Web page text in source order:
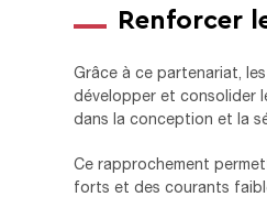
Renforcer
Grâce à ce partenariat,
développer et consolider
dans la conception et la
Ce rapprochement
forts et des courants